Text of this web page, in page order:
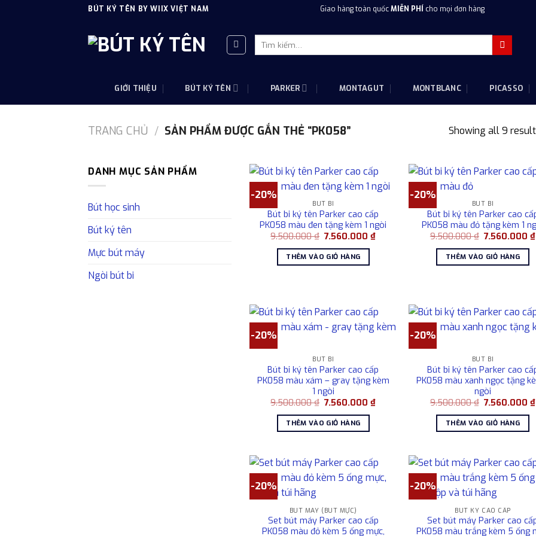
BÚT KÝ TÊN BY WIIX VIỆT NAM Giao hàng toàn quốcMIỄN PHÍ cho mọi đơn hàng
Tìm
kiếm:
GIỚI THIỆU BÚT KÝ TÊN PARKER MONTAGUT MONTBLANC PICASSO
TRANG CHỦ / SẢN PHẨM ĐƯỢC GẮN THẺ “PK058” Showing all 9
DANH MỤC SẢN PHẨM
Bút học sinh
Bút ký tên
Mực bút máy
Ngòi bút bi
-20%
BÚT BI
Bút bi ký tên Parker cao cấp
PK058 màu đen tặng kèm 1 ngòi
9.500.000₫ Giá
là:
9.500.000 ₫.
7.560.000₫Giá
THÊM VÀO GIỎ HÀNG
-20%
BÚT BI
Bút bi ký tên Parker cao
PK058 màu đỏ tặng kèm 1
9.500.000₫ Giá
là:
9.500.000 ₫.
7.560.000₫
THÊM VÀO GIỎ HÀNG
-20%
BÚT BI
Bút bi ký tên Parker cao cấp
PK058 màu xám – gray tặng kèm
1 ngòi
9.500.000₫ Giá
là:
9.500.000 ₫.
7.560.000₫Giá
THÊM VÀO GIỎ HÀNG
-20%
BÚT BI
Bút bi ký tên Parker cao
PK058 màu xanh ngọc tặng
ngòi
9.500.000₫ Giá
là:
9.500.000 ₫.
7.560.000₫
THÊM VÀO GIỎ HÀNG
-20%
BÚT MÁY (BÚT MỰC)
Set bút máy Parker cao cấp
PK058 màu đỏ kèm 5 ống mực,
-20%
BÚT KÝ CAO CẤP
Set bút máy Parker cao
PK058 màu trắng kèm 5 ống